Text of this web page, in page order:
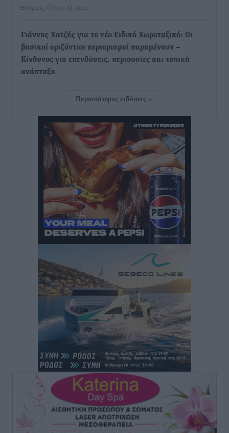
Ειδήσεις πριν 12 ώρες
Γιάννης Χατζής για το νέο Ειδικό Χωροταξικό: Οι
βασικοί οριζόντιοι περιορισμοί παραμένουν –
Κίνδυνος για επενδύσεις, περιουσίες και τοπική
ανάπτυξη
δεν υπάρχουν περιθώρια εφησυχασμού
• πριν 12 ώρες
Στον Άγιο Νικόλαο Χάλκης ανοίγει ξανά το
ανανεωμένο εκκλησιαστικό μουσείο από τη Λέσχη
Lions Χάλκης
Τοπικές Ειδήσεις• πριν 12 ώρες
Ρόδος: «Βουλιάζει» από τουρίστες – Πάνω από 1 εκατ.
επιβάτες και 55 κρουαζιερόπλοια
Γ’ Εθνική Κατηγορία: Οι ημερομηνίες των
αγωνιστικών της κανονικής περιόδου
πριν 17 ώρες
Συνελήφθησαν δύο άτομα στην Κάρπαθο για άγρα
Τοπικές Ειδήσεις• πριν 18 ώρες
Χωρίς υποχρεωτική παρουσία μικρών στη 12άδα
Αθλητικά πριν 18 ώρες
Ο Πελεκάνος, οι ανεμογεννήτριες και μια κοινότητα
Περισσότερες ειδήσεις